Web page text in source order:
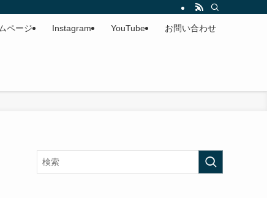
ページ Instagram YouTube お問い合わせ